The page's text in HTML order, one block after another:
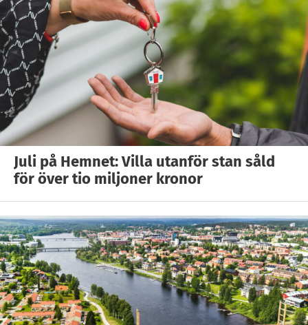
Juli på Hemnet: Villa utanför stan såld
för över tio miljoner kronor